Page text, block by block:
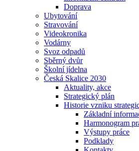
Doprava
Ubytování
Stravování
Videokronika
Vodárny
Svoz odpadů
Sběrný dvůr
Školní jídelna
Česká Skalice 2030
Aktuality, akce
Strategický plán
Historie vzniku
Základní
Harmonogram
Výstupy práce
Podklady